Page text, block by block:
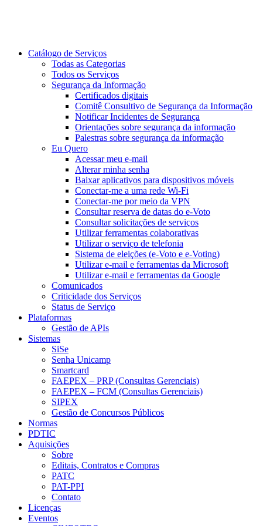
Catálogo de Serviços
Todas as Categorias
Todos os Serviços
Segurança da Informação
Certificados digitais
Comitê Consultivo de Segurança da Informação
Notificar Incidentes de Segurança
Orientações sobre segurança da informação
Palestras sobre segurança da informação
Eu Quero
Acessar meu e-mail
Alterar minha senha
Baixar aplicativos para dispositivos móveis
Conectar-me a uma rede Wi-Fi
Conectar-me por meio da VPN
Consultar reserva de datas do e-Voto
Consultar solicitações de serviços
Utilizar ferramentas colaborativas
Utilizar o serviço de telefonia
Sistema de eleições (e-Voto e e-Voting)
Utilizar e-mail e ferramentas da Microsoft
Utilizar e-mail e ferramentas da Google
Comunicados
Criticidade dos Serviços
Status de Serviço
Plataformas
Gestão de APIs
Sistemas
SiSe
Senha Unicamp
Smartcard
FAEPEX – PRP (Consultas Gerenciais)
FAEPEX – FCM (Consultas Gerenciais)
SIPEX
Gestão de Concursos Públicos
Normas
PDTIC
Aquisições
Sobre
Editais, Contratos e Compras
PATC
PAT-PPI
Contato
Licenças
Eventos